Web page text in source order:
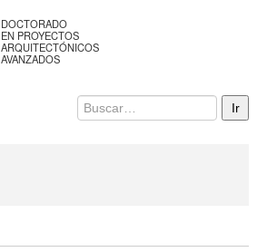
DOCTORADO
EN PROYECTOS
ARQUITECTÓNICOS
AVANZADOS